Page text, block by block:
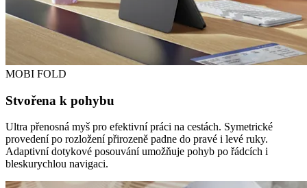
MOBI FOLD
Stvořena k pohybu
Ultra přenosná myš pro efektivní práci na cestách. Symetrické
provedení po rozložení přirozeně padne do pravé i levé ruky.
Adaptivní dotykové posouvání umožňuje pohyb po řádcích i
bleskurychlou navigaci.